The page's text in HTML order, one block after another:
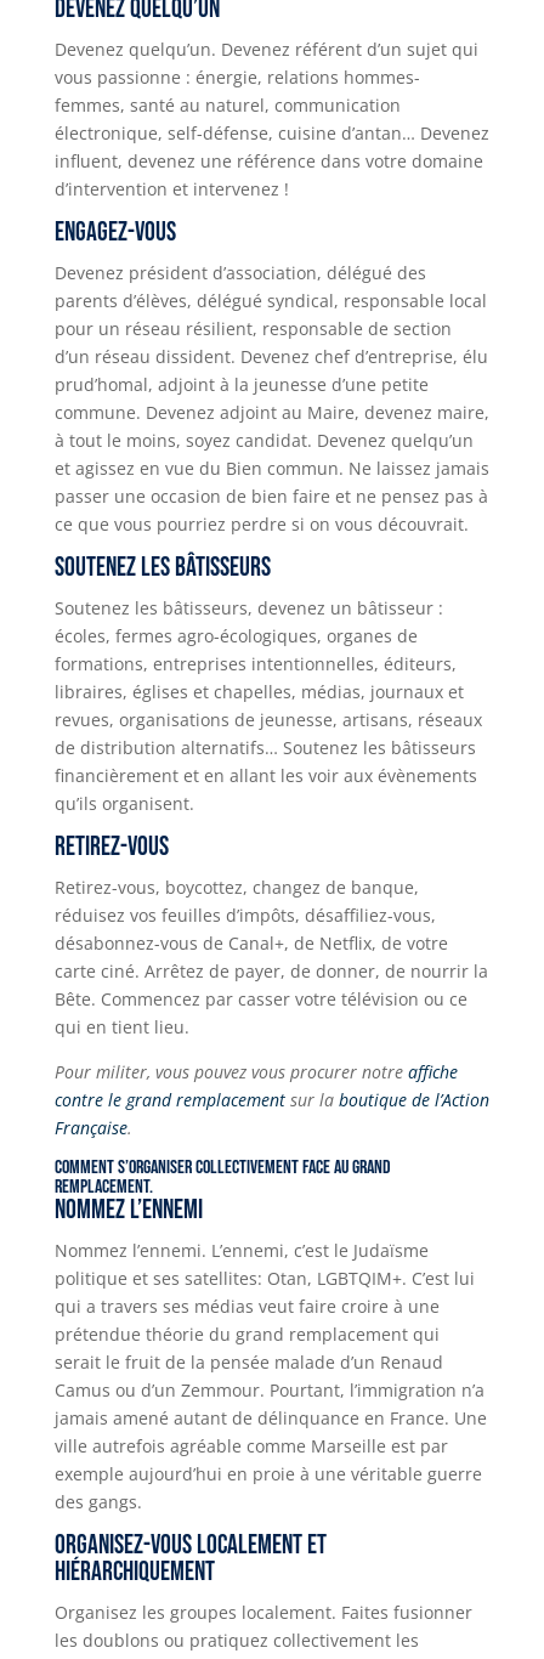
Devenez quelqu’un
Devenez quelqu’un. Devenez référent d’un sujet qui
vous passionne : énergie, relations hommes-
femmes, santé au naturel, communication
électronique, self-défense, cuisine d’antan… Devenez
influent, devenez une référence dans votre domaine
d’intervention et intervenez !
Engagez-vous
Devenez président d’association, délégué des
parents d’élèves, délégué syndical, responsable local
pour un réseau résilient, responsable de section
d’un réseau dissident. Devenez chef d’entreprise, élu
prud’homal, adjoint à la jeunesse d’une petite
commune. Devenez adjoint au Maire, devenez maire,
à tout le moins, soyez candidat. Devenez quelqu’un
et agissez en vue du Bien commun. Ne laissez jamais
passer une occasion de bien faire et ne pensez pas à
ce que vous pourriez perdre si on vous découvrait.
Soutenez les bâtisseurs
Soutenez les bâtisseurs, devenez un bâtisseur :
écoles, fermes agro-écologiques, organes de
formations, entreprises intentionnelles, éditeurs,
libraires, églises et chapelles, médias, journaux et
revues, organisations de jeunesse, artisans, réseaux
de distribution alternatifs… Soutenez les bâtisseurs
financièrement et en allant les voir aux évènements
qu’ils organisent.
Retirez-vous
Retirez-vous, boycottez, changez de banque,
réduisez vos feuilles d’impôts, désaffiliez-vous,
désabonnez-vous de Canal+, de Netflix, de votre
carte ciné. Arrêtez de payer, de donner, de nourrir la
Bête. Commencez par casser votre télévision ou ce
qui en tient lieu.
Pour militer, vous pouvez vous procurer notre affiche
contre le grand remplacementsur la boutique de l’Action
Française.
Comment s’organiser collectivement face au grand
remplacement.
Nommez l’ennemi
Nommez l’ennemi. L’ennemi, c’est le Judaïsme
politique et ses satellites: Otan, LGBTQIM+. C’est lui
qui a travers ses médias veut faire croire à une
prétendue théorie du grand remplacement qui
serait le fruit de la pensée malade d’un Renaud
Camus ou d’un Zemmour. Pourtant, l’immigration n’a
jamais amené autant de délinquance en France. Une
ville autrefois agréable comme Marseille est par
exemple aujourd’hui en proie à une véritable guerre
des gangs.
Organisez-vous localement et
hiérarchiquement
Organisez les groupes localement. Faites fusionner
les doublons ou pratiquez collectivement les